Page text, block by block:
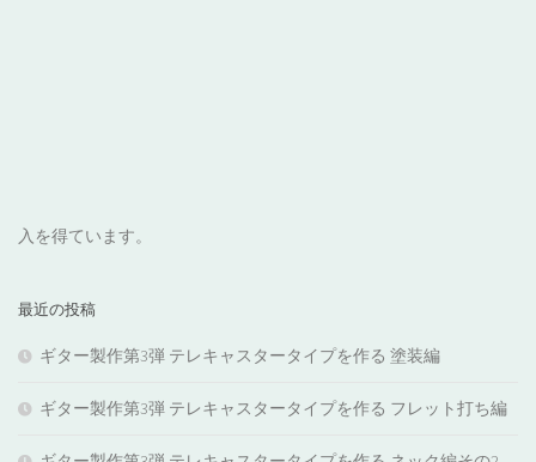
入を得ています。
最近の投稿
ギター製作第3弾 テレキャスタータイプを作る 塗装編
ギター製作第3弾 テレキャスタータイプを作る フレット打ち編